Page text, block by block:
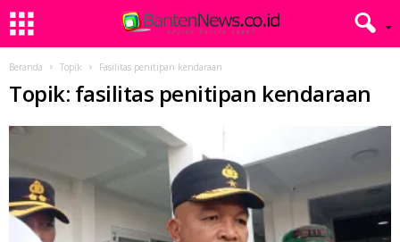
Beranda Topik Fasilitas penitipan kendaraan
Topik: fasilitas penitipan kendaraan